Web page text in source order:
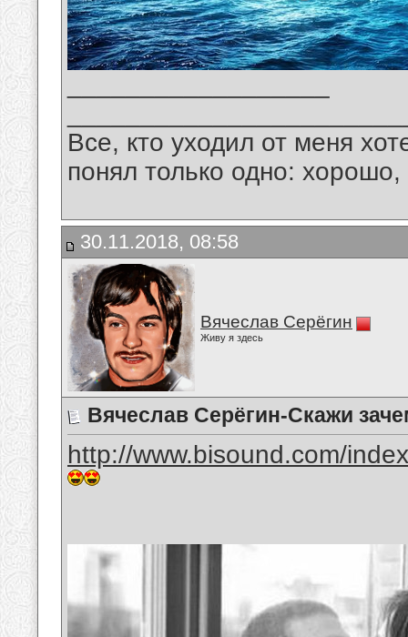
Все, кто уходил от меня
понял только одно:
30.11.2018, 08:58
Вячеслав Серёгин
Живу я здесь
Вячеслав Серёгин-Скажи
http://www.bisound.com/